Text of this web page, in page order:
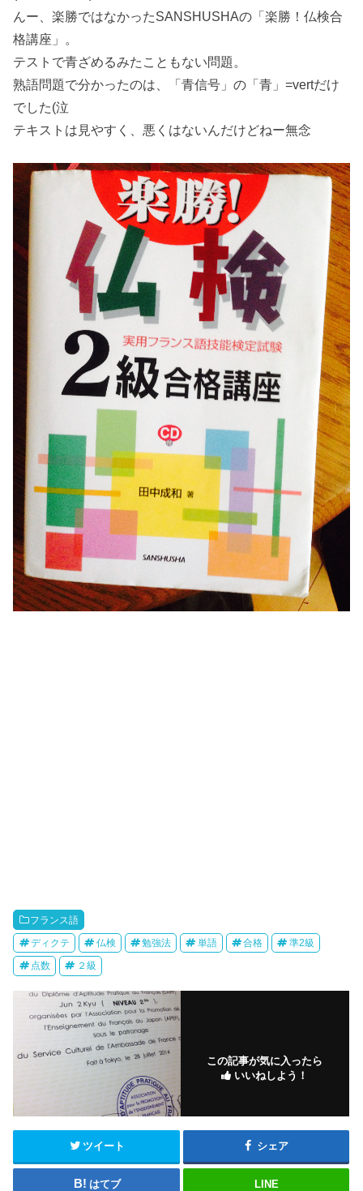
んー、楽勝ではなかったSANSHUSHAの「楽勝！仏検合
格講座」。
テストで青ざめるみたこともない問題。
熟語問題で分かったのは、「青信号」の「青」=vertだけ
でした(泣
テキストは見やすく、悪くはないんだけどねー無念
フランス語
ディクテ 仏検 勉強法 単語 合格 準2級
点数 ２級
この記事が気に入ったら
いいねしよう！
ツイート シェア
はてブ LINE